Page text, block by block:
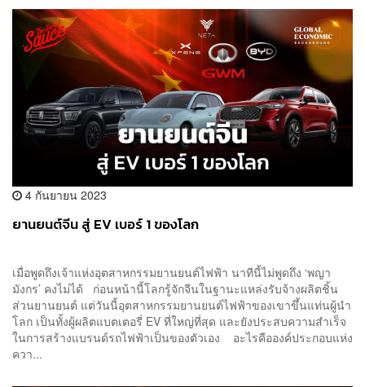
4 กันยายน 2023
ยานยนต์จีน สู่ EV เบอร์ 1 ของโลก
เมื่อพูดถึงเจ้าแห่งอุตสาหกรรมยานยนต์ไฟฟ้า นาทีนี้ไม่พูดถึง ‘พญา
มังกร’ คงไม่ได้ ก่อนหน้านี้โลกรู้จักจีนในฐานะแหล่งรับจ้างผลิตชิ้น
ส่วนยานยนต์ แต่วันนี้อุตสาหกรรมยานยนต์ไฟฟ้าของเขาขึ้นแท่นผู้นำ
โลก เป็นทั้งผู้ผลิตแบตเตอรี่ EV ที่ใหญ่ที่สุด และยังประสบความสำเร็จ
ในการสร้างแบรนด์รถไฟฟ้าเป็นของตัวเอง อะไรคือองค์ประกอบแห่ง
ควา...